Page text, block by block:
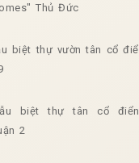
Thủ Đức
biệt thự vườn tân cổ
biệt thự tân cổ
2